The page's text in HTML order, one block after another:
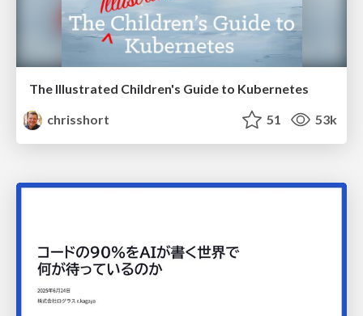
The Illustrated Children's Guide to Kubernetes
chrisshort
51 53k